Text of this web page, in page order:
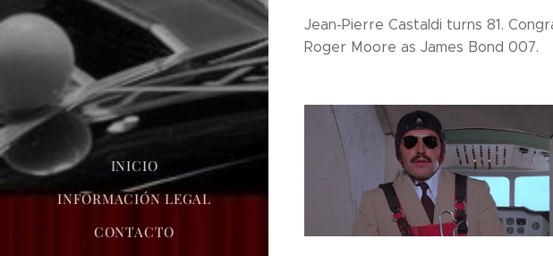
INICIO
INFORMACIÓN LEGAL
CONTACTO
Jean-Pierre Castaldi turns 81.
Roger Moore as James Bond 007.